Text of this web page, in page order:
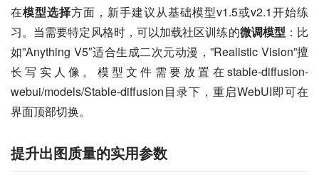
在模型选择方面，新手建议从基础模型v1.5或v2.1开始练
习。当需要特定风格时，可以加载社区训练的微调模型 ：比
如”Anything V5″适合生成二次元动漫，”Realistic Vision”擅
长写实人像。模型文件需要放置在stable-diffusion-
webui/models/Stable-diffusion目录下，重启WebUI即可在
界面顶部切换。
提升出图质量的实用参数